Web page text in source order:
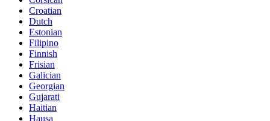
Croatian
Dutch
Estonian
Filipino
Finnish
Frisian
Galician
Georgian
Gujarati
Haitian
Hausa